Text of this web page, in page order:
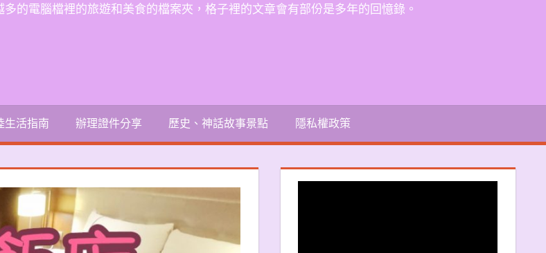
的電腦檔裡的旅遊和美食的檔案夾，格子裡的文章會有部份是多年的回憶錄。
生活指南 辦理證件分享 歷史、神話故事景點 隱私權政策